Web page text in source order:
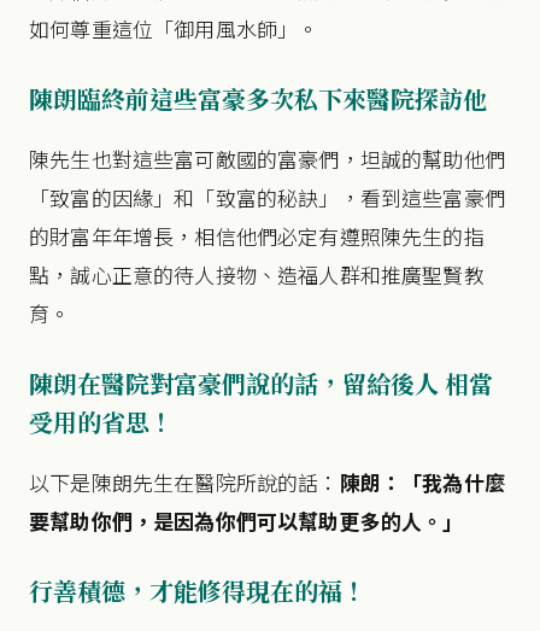
如何尊重這位「御用風水師」。
陳朗臨終前這些富豪多次私下來醫院探訪他
陳先生也對這些富可敵國的富豪們，坦誠的幫助他們
「致富的因緣」和「致富的秘訣」，看到這些富豪們
的財富年年增長，相信他們必定有遵照陳先生的指
點，誠心正意的待人接物、造福人群和推廣聖賢教
育。
陳朗在醫院對富豪們說的話，留給後人 相當
受用的省思！
以下是陳朗先生在醫院所說的話： 陳朗：「我為什麼
要幫助你們，是因為你們可以幫助更多的人。」
行善積德，才能修得現在的福！